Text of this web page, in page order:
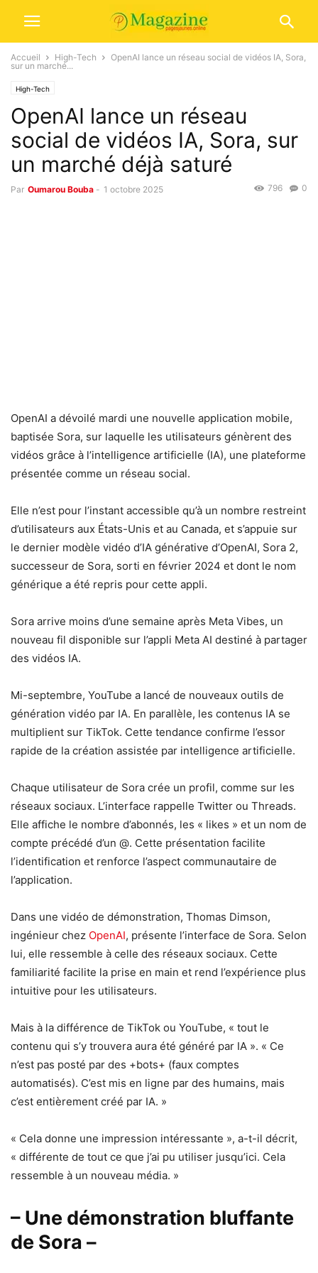
Accueil High-Tech
OpenAI lance un réseau social de vidéos IA, Sora,
sur un marché...
High-Tech
OpenAI lance un réseau
social de vidéos IA, Sora, sur
un marché déjà saturé
Par Oumarou Bouba - 1 octobre 2025 0
796
OpenAI a dévoilé mardi une nouvelle application mobile,
baptisée Sora, sur laquelle les utilisateurs génèrent des
vidéos grâce à l’intelligence artificielle (IA), une plateforme
présentée comme un réseau social.
Elle n’est pour l’instant accessible qu’à un nombre restreint
d’utilisateurs aux États-Unis et au Canada, et s’appuie sur
le dernier modèle vidéo d’IA générative d’OpenAI, Sora 2,
successeur de Sora, sorti en février 2024 et dont le nom
générique a été repris pour cette appli.
Sora arrive moins d’une semaine après Meta Vibes, un
nouveau fil disponible sur l’appli Meta AI destiné à partager
des vidéos IA.
Mi-septembre, YouTube a lancé de nouveaux outils de
génération vidéo par IA. En parallèle, les contenus IA se
multiplient sur TikTok. Cette tendance confirme l’essor
rapide de la création assistée par intelligence artificielle.
Chaque utilisateur de Sora crée un profil, comme sur les
réseaux sociaux. L’interface rappelle Twitter ou Threads.
Elle affiche le nombre d’abonnés, les « likes » et un nom de
compte précédé d’un @. Cette présentation facilite
l’identification et renforce l’aspect communautaire de
l’application.
Dans une vidéo de démonstration, Thomas Dimson,
ingénieur chez OpenAI, présente l’interface de Sora. Selon
lui, elle ressemble à celle des réseaux sociaux. Cette
familiarité facilite la prise en main et rend l’expérience plus
intuitive pour les utilisateurs.
Mais à la différence de TikTok ou YouTube, « tout le
contenu qui s’y trouvera aura été généré par IA ». « Ce
n’est pas posté par des +bots+ (faux comptes
automatisés). C’est mis en ligne par des humains, mais
c’est entièrement créé par IA. »
« Cela donne une impression intéressante », a-t-il décrit,
« différente de tout ce que j’ai pu utiliser jusqu’ici. Cela
ressemble à un nouveau média. »
– Une démonstration bluffante
de Sora –